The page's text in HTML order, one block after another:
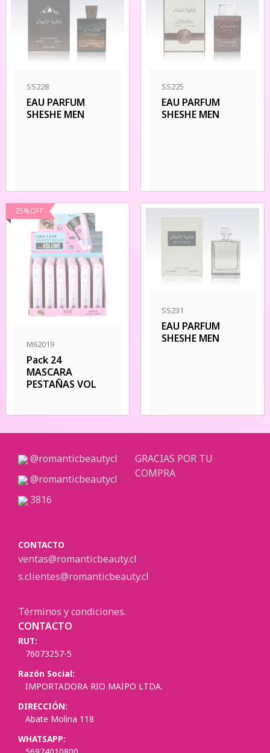
SS228
EAU PARFUM
SHESHE MEN
SS225
EAU PARFUM
SHESHE MEN
25%OFF
M62019
Pack 24
MASCARA
PESTAÑAS VOL
SS231
EAU PARFUM
SHESHE MEN
@romanticbeautycl
@romanticbeautycl
3816
CONTACTO
ventas@romanticbeauty.cl
s.clientes@romanticbeauty.cl
Términos y condiciones.
GRACIAS POR TU
COMPRA
CONTACTO
RUT:
76073257-5
Razón Social:
IMPORTADORA RIO MAIPO LTDA.
DIRECCIÓN:
Abate Molina 118
WHATSAPP: